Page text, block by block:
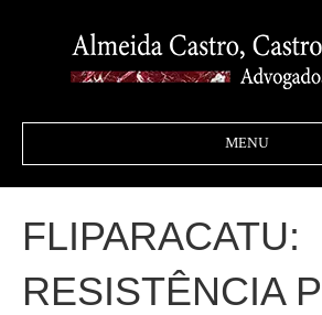
MENU
FLIPARACATU:
RESISTÊNCIA